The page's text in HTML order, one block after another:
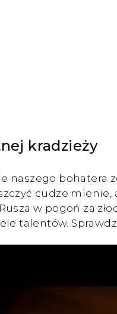
kradzieży
naszego bohatera
cudze
Rusza w pogoń za
talentów.